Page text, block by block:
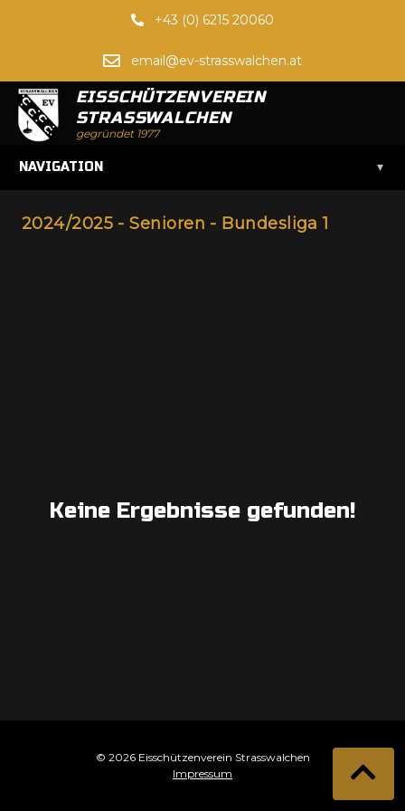
+43 (0) 6215 20060
email@ev-strasswalchen.at
EISSCHÜTZENVEREIN
STRASSWALCHEN
gegründet 1977
NAVIGATION ▾
2024/2025 - Senioren - Bundesliga 1
Keine Ergebnisse gefunden!
© 2026 Eisschützenverein Strasswalchen
Impressum